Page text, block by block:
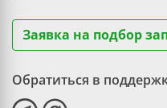
Заявка на подбор
Обратиться в